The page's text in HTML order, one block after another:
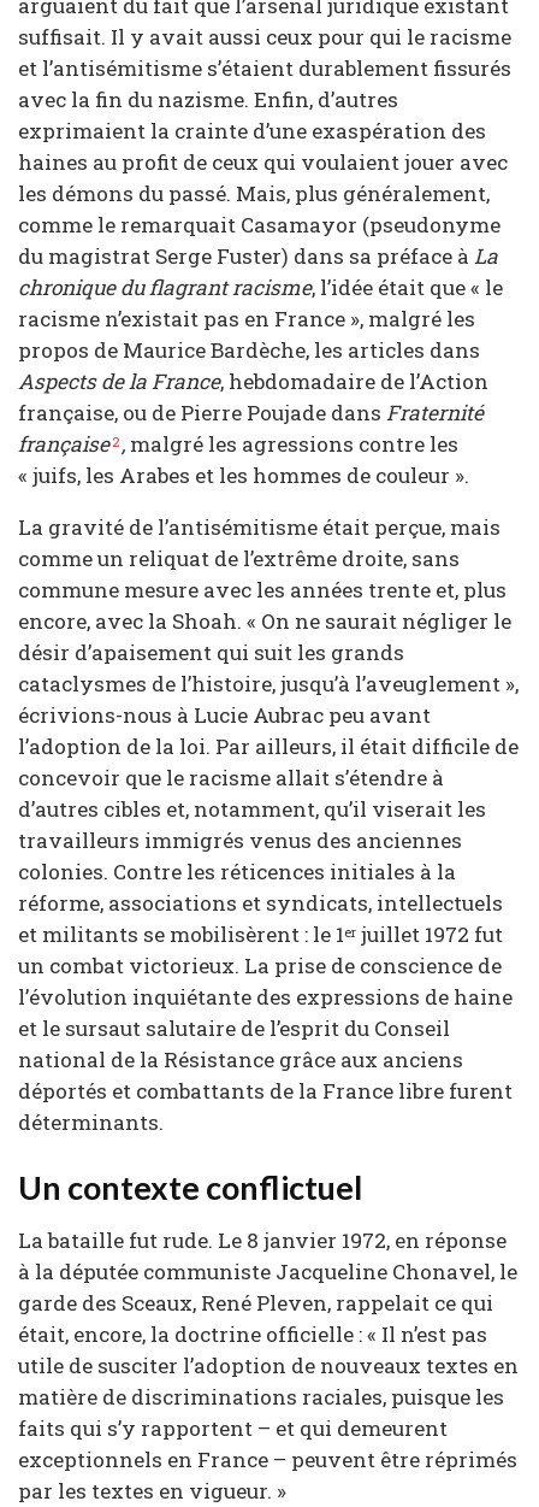
suffisait. Il y avait aussi ceux pour qui le racisme
et l’antisémitisme s’étaient durablement fissurés
avec la fin du nazisme. Enfin, d’autres
exprimaient la crainte d’une exaspération des
haines au profit de ceux qui voulaient jouer avec
les démons du passé. Mais, plus généralement,
comme le remarquait Casamayor (pseudonyme
du magistrat Serge Fuster) dans sa préface à La
chronique du flagrant racisme, l’idée était que « le
racisme n’existait pas en France », malgré les
propos de Maurice Bardèche, les articles dans
Aspects de la France, hebdomadaire de l’Action
française, ou de Pierre Poujade dans Fraternité
française 2 , malgré les agressions contre les
« juifs, les Arabes et les hommes de couleur ».
La gravité de l’antisémitisme était perçue, mais
comme un reliquat de l’extrême droite, sans
commune mesure avec les années trente et, plus
encore, avec la Shoah. « On ne saurait négliger le
désir d’apaisement qui suit les grands
cataclysmes de l’histoire, jusqu’à l’aveuglement »,
écrivions-nous à Lucie Aubrac peu avant
l’adoption de la loi. Par ailleurs, il était difficile de
concevoir que le racisme allait s’étendre à
d’autres cibles et, notamment, qu’il viserait les
travailleurs immigrés venus des anciennes
colonies. Contre les réticences initiales à la
réforme, associations et syndicats, intellectuels
et militants se mobilisèrent : le 1er juillet 1972 fut
un combat victorieux. La prise de conscience de
l’évolution inquiétante des expressions de haine
et le sursaut salutaire de l’esprit du Conseil
national de la Résistance grâce aux anciens
déportés et combattants de la France libre furent
déterminants.
Un contexte conflictuel
La bataille fut rude. Le 8 janvier 1972, en réponse
à la députée communiste Jacqueline Chonavel, le
garde des Sceaux, René Pleven, rappelait ce qui
était, encore, la doctrine officielle : « Il n’est pas
utile de susciter l’adoption de nouveaux textes en
matière de discriminations raciales, puisque les
faits qui s’y rapportent – et qui demeurent
exceptionnels en France – peuvent être réprimés
par les textes en vigueur. »